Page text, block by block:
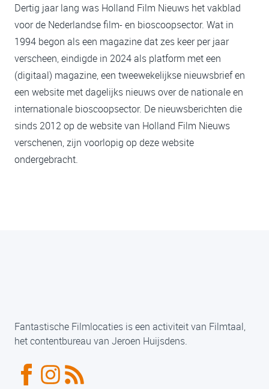
Dertig jaar lang was Holland Film Nieuws het vakblad
voor de Nederlandse film- en bioscoopsector. Wat in
1994 begon als een magazine dat zes keer per jaar
verscheen, eindigde in 2024 als platform met een
(digitaal) magazine, een tweewekelijkse nieuwsbrief en
een website met dagelijks nieuws over de nationale en
internationale bioscoopsector. De nieuwsberichten die
sinds 2012 op de website van Holland Film Nieuws
verschenen, zijn voorlopig op deze website
ondergebracht.
Fantastische Filmlocaties is een activiteit van Filmtaal,
het contentbureau van Jeroen Huijsdens.